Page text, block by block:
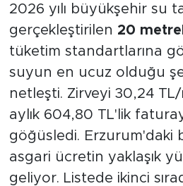
2026 yılı büyükşehir su
gerçekleştirilen 20
tüketim standartlarına
suyun en ucuz olduğu
netleşti. Zirveyi 30,24 TL/
aylık 604,80 TL'lik
göğüsledi. Erzurum'daki
asgari ücretin yaklaşık
geliyor. Listede ikinci